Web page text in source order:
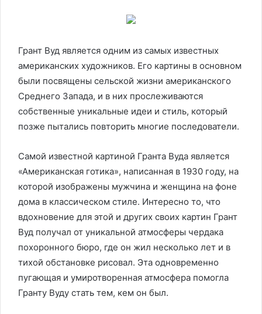
Грант Вуд является одним из самых известных
американских художников. Его картины в основном
были посвящены сельской жизни американского
Среднего Запада, и в них прослеживаются
собственные уникальные идеи и стиль, который
позже пытались повторить многие последователи.
Самой известной картиной Гранта Вуда является
«Американская готика», написанная в 1930 году, на
которой изображены мужчина и женщина на фоне
дома в классическом стиле. Интересно то, что
вдохновение для этой и других своих картин Грант
Вуд получал от уникальной атмосферы чердака
похоронного бюро, где он жил несколько лет и в
тихой обстановке рисовал. Эта одновременно
пугающая и умиротворенная атмосфера помогла
Гранту Вуду стать тем, кем он был.